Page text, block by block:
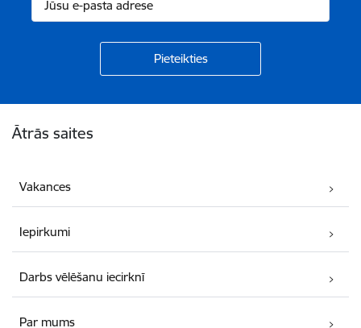
Ātrās saites
Vakances
Iepirkumi
Darbs vēlēšanu iecirknī
Par mums